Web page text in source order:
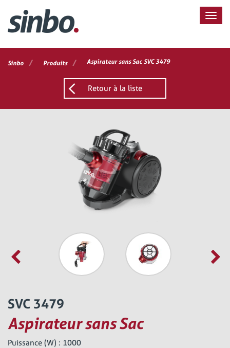
Sinbo / Produits / Aspirateur sans Sac SVC 3479
Retour à la liste
SVC 3479
Aspirateur sans Sac
Puissance (W) : 1000